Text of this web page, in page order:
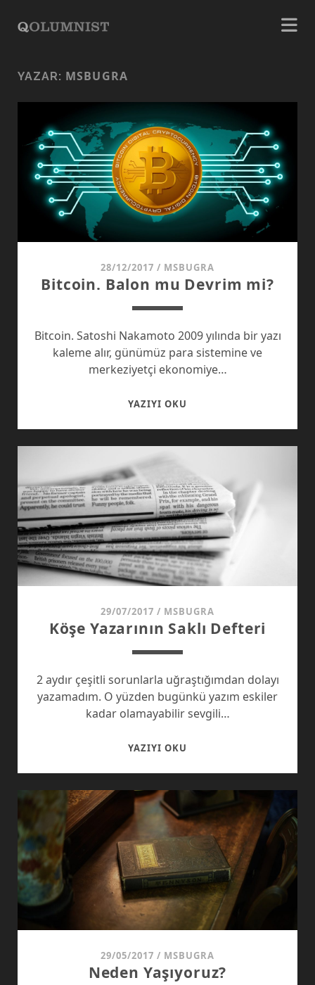
YAZAR: MSBUGRA
28/12/2017 / MSBUGRA
Bitcoin. Balon mu Devrim mi?
Bitcoin. Satoshi Nakamoto 2009 yılında bir yazı
kaleme alır, günümüz para sistemine ve
merkeziyetçi ekonomiye…
YAZIYI OKU
29/07/2017 / MSBUGRA
Köşe Yazarının Saklı Defteri
2 aydır çeşitli sorunlarla uğraştığımdan dolayı
yazamadım. O yüzden bugünkü yazım eskiler
kadar olamayabilir sevgili…
YAZIYI OKU
29/05/2017 / MSBUGRA
Neden Yaşıyoruz?